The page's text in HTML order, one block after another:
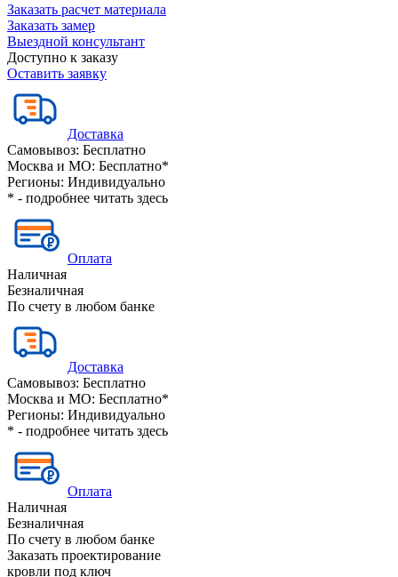
Заказать расчет материала
Заказать замер
Выездной консультант
Доступно к заказу
Оставить заявку
Доставка
Самовывоз: Бесплатно
Москва и МО: Бесплатно*
Регионы: Индивидуально
* - подробнее читать здесь
Оплата
Наличная
Безналичная
По счету в любом банке
Доставка
Самовывоз: Бесплатно
Москва и МО: Бесплатно*
Регионы: Индивидуально
* - подробнее читать здесь
Оплата
Наличная
Безналичная
По счету в любом банке
Заказать проектирование
кровли под ключ